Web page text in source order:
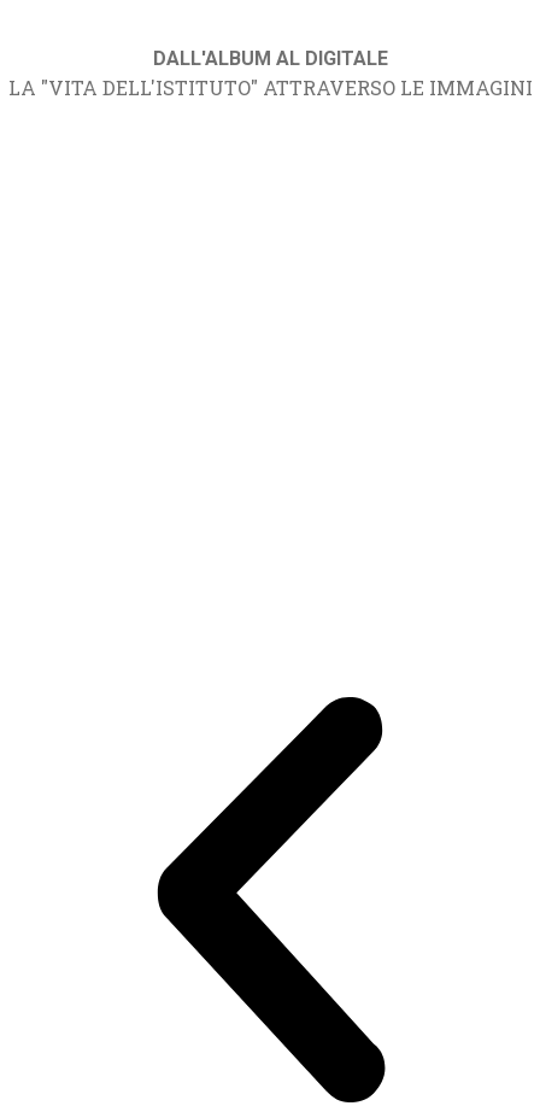
DALL'ALBUM AL DIGITALE
LA "VITA DELL'ISTITUTO" ATTRAVERSO LE IMMAGINI